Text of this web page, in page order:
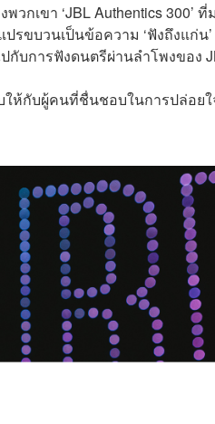
กเขา ‘JBL Authentics 300’
ขบวนเป็นข้อความ ‘ฟังถึงแก่น
กับการฟังดนตรีผ่านลำโพงของ
ห้กับผู้คนที่ชื่นชอบในการปล่อย